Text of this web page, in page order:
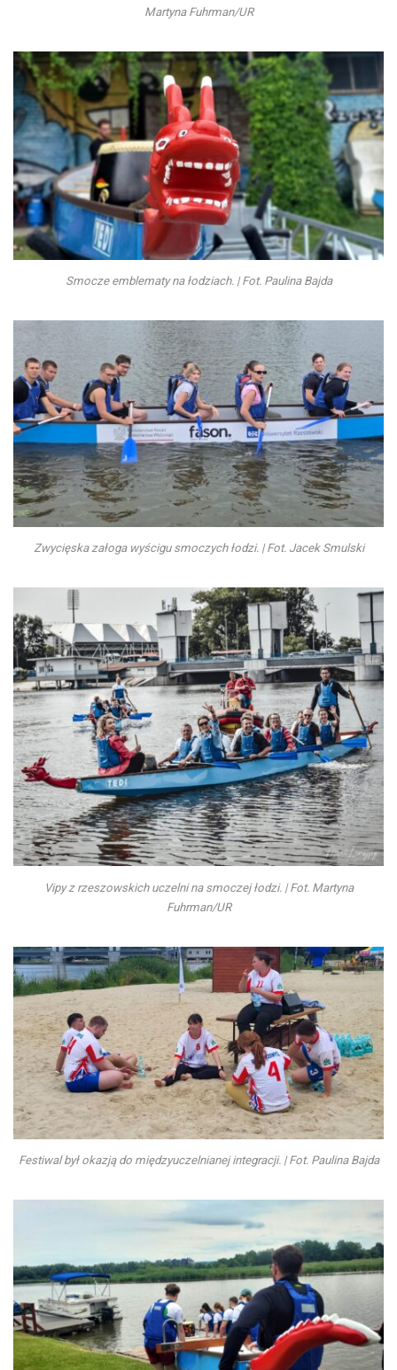
Martyna Fuhrman/UR
Smocze emblematy na łodziach. | Fot. Paulina Bajda
Zwycięska załoga wyścigu smoczych łodzi. | Fot. Jacek Smulski
Vipy z rzeszowskich uczelni na smoczej łodzi. | Fot. Martyna
Fuhrman/UR
Festiwal był okazją do międzyuczelnianej integracji. | Fot. Paulina Bajda